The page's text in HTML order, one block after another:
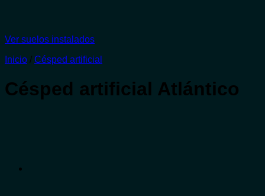
Ver suelos instalados
Inicio / Césped artificial
Césped artificial Atlántico